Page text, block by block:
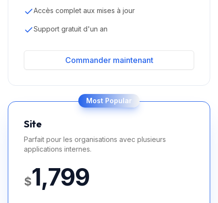
Accès complet aux mises à jour
Support gratuit d'un an
Commander maintenant
Most Popular
Site
Parfait pour les organisations avec plusieurs
applications internes.
$1,799